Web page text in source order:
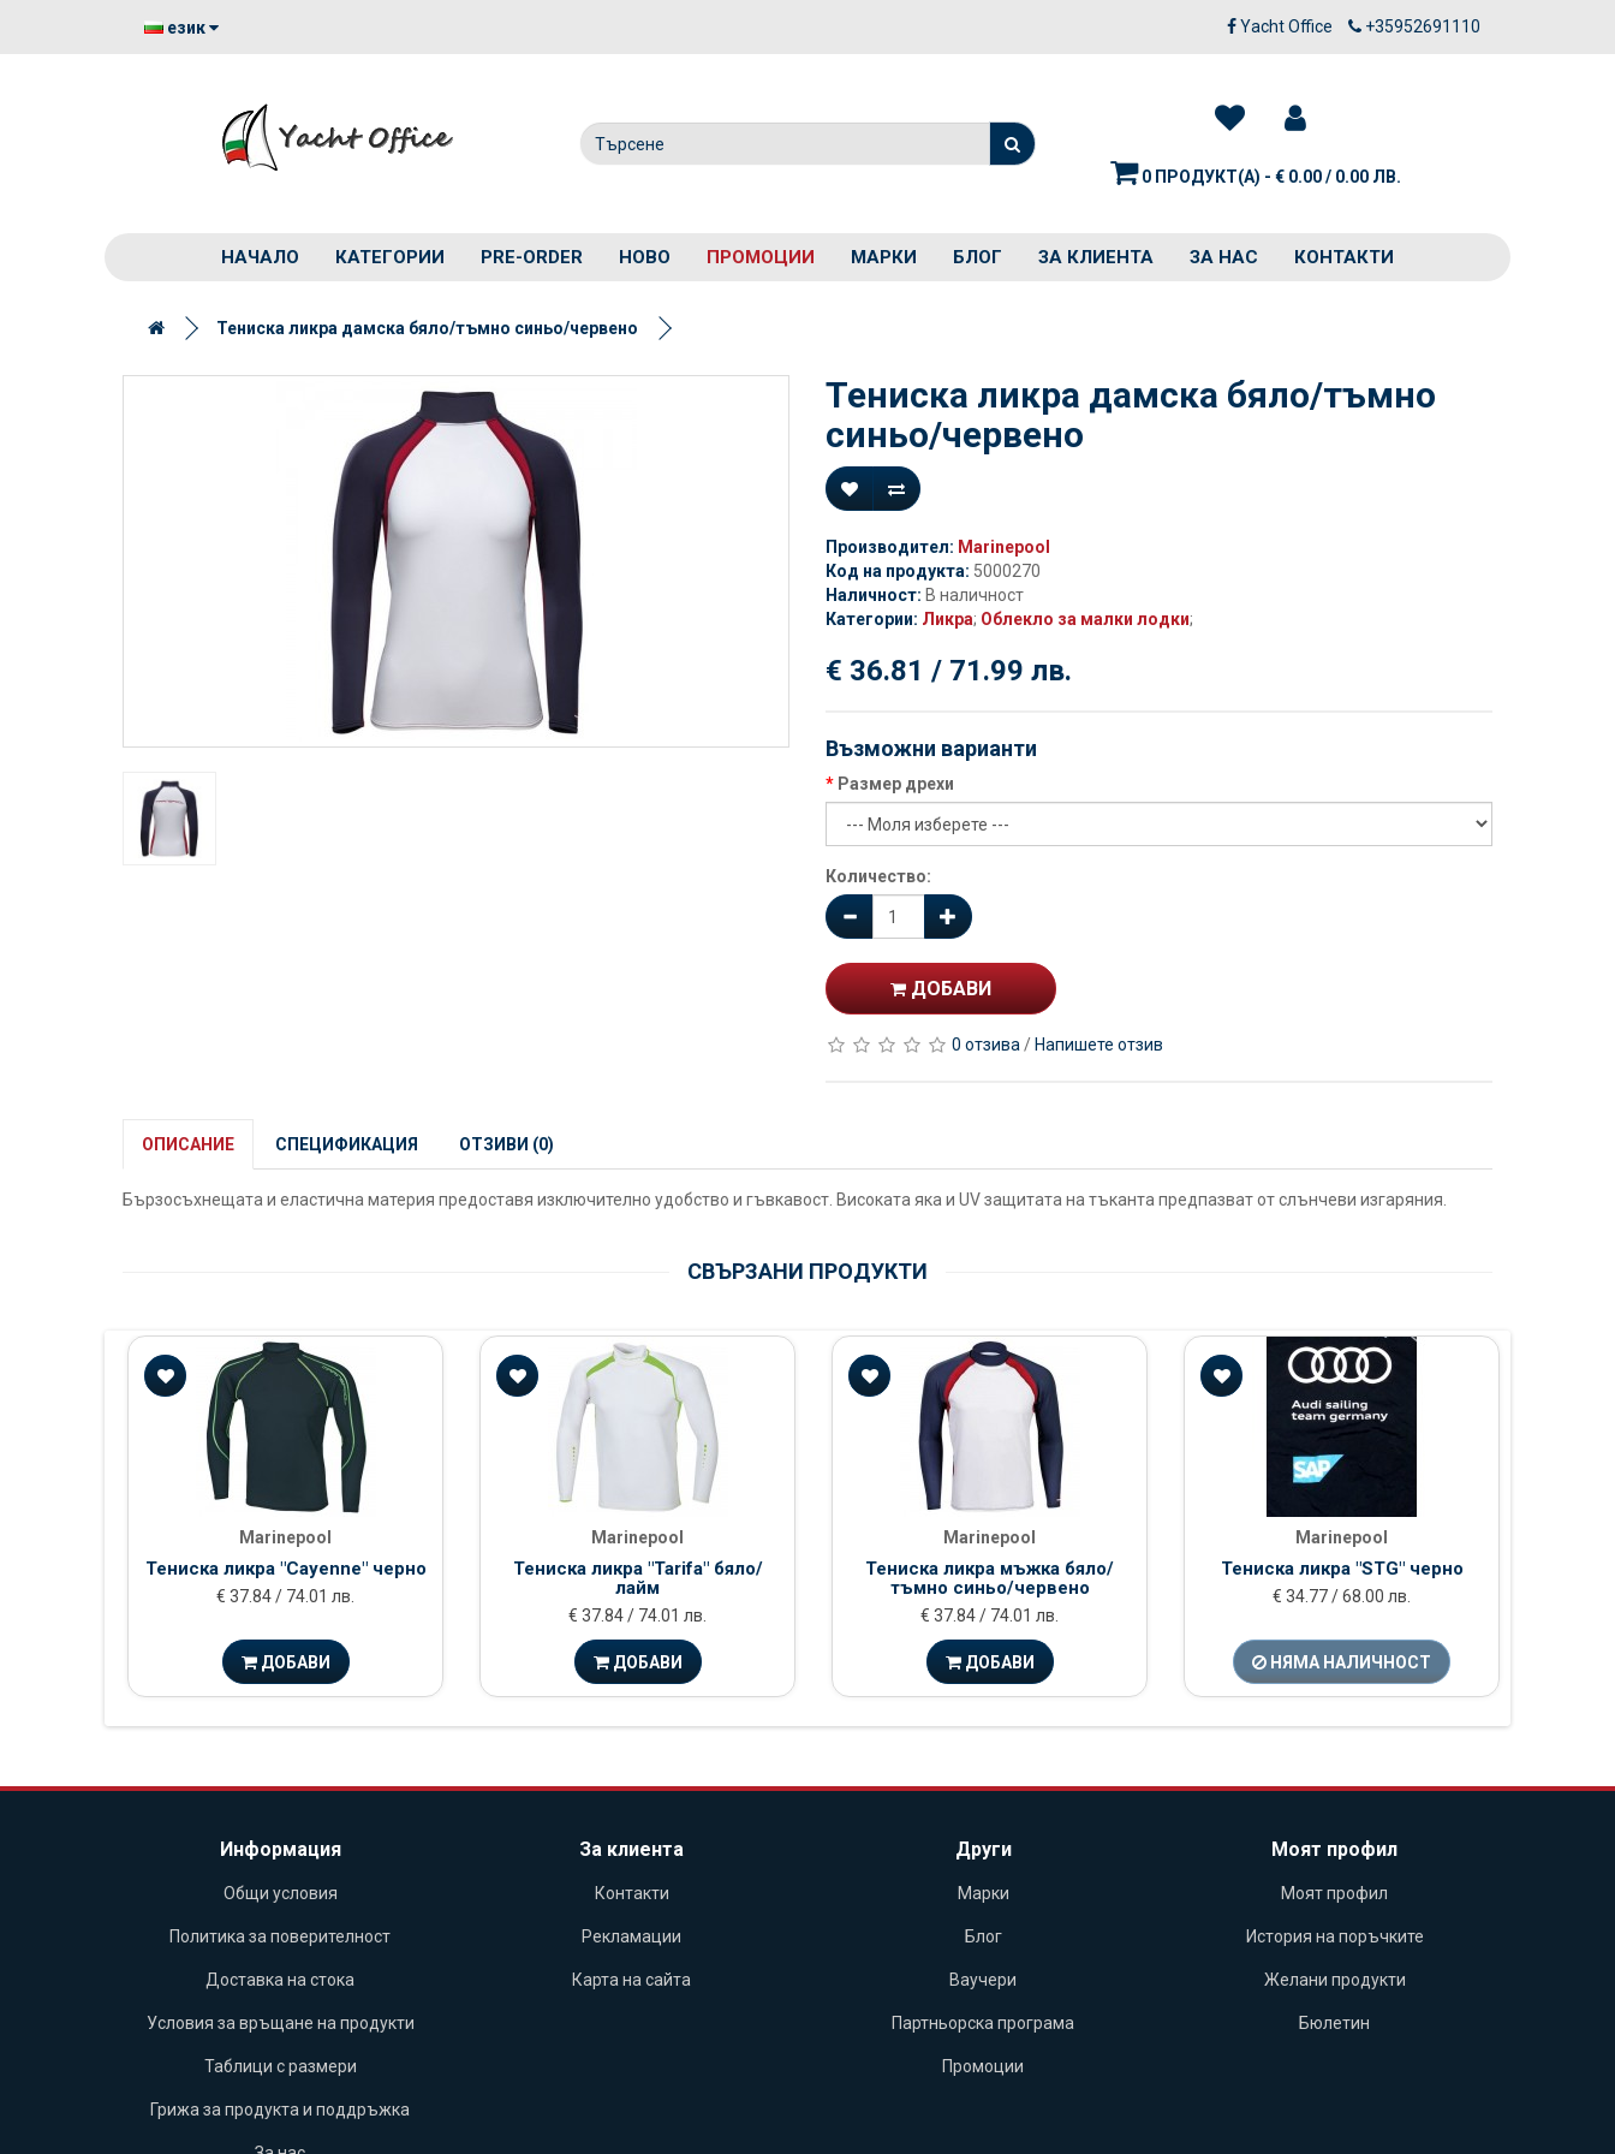
език Yacht Office +35952691110
0 ПРОДУКТ(А) - € 0.00 / 0.00 ЛВ.
НАЧАЛО КАТЕГОРИИ PRE-ORDER НОВО ПРОМОЦИИ МАРКИ БЛОГ ЗА КЛИЕНТА ЗА НАС КОНТАКТИ
Тениска ликра дамска бяло/тъмно синьо/червено
Тениска ликра дамска бяло/тъмно
синьо/червено
Производител: Marinepool
Код на продукта: 5000270
Наличност: В наличност
Категории: Ликра; Облекло за малки лодки;
€ 36.81 / 71.99 лв.
Възможни варианти
Размер дрехи
Количество:
ДОБАВИ
0 отзива / Напишете отзив
ОПИСАНИЕ СПЕЦИФИКАЦИЯ ОТЗИВИ (0)
Бързосъхнещата и еластична материя предоставя изключително удобство и гъвкавост. Високата яка и UV защитата на тъканта предпазват от слънчеви изгаряния.
СВЪРЗАНИ ПРОДУКТИ
Marinepool
Тениска ликра "Cayenne" черно
€ 37.84 / 74.01 лв.
ДОБАВИ
Marinepool
Тениска ликра "Tarifa" бяло/
лайм
€ 37.84 / 74.01 лв.
ДОБАВИ
Marinepool
Тениска ликра мъжка бяло/
тъмно синьо/червено
€ 37.84 / 74.01 лв.
ДОБАВИ
Marinepool
Тениска ликра "STG" черно
€ 34.77 / 68.00 лв.
НЯМА НАЛИЧНОСТ
Информация
Общи условия
Политика за поверителност
Доставка на стока
Условия за връщане на продукти
Таблици с размери
Грижа за продукта и поддръжка
За клиента
Контакти
Рекламации
Карта на сайта
Други
Марки
Блог
Ваучери
Партньорска програма
Промоции
Моят профил
Моят профил
История на поръчките
Желани продукти
Бюлетин